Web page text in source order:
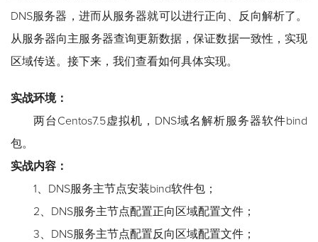
DNS服务器，进而从服务器就可以进行正向、反向解析了。
从服务器向主服务器查询更新数据，保证数据一致性，实现
区域传送。接下来，我们查看如何具体实现。
实战环境：
两台Centos7.5虚拟机，DNS域名解析服务器软件bind
包。
实战内容：
1、DNS服务主节点安装bind软件包；
2、DNS服务主节点配置正向区域配置文件；
3、DNS服务主节点配置反向区域配置文件；